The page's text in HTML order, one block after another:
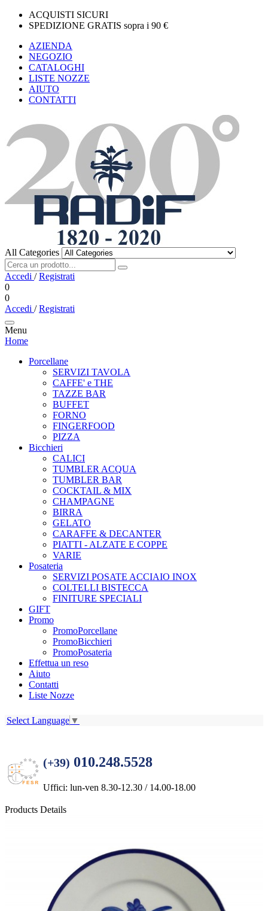
ACQUISTI SICURI
SPEDIZIONE GRATIS sopra i 90 €
AZIENDA
NEGOZIO
CATALOGHI
LISTE NOZZE
AIUTO
CONTATTI
All Categories
Accedi /Registrati
0
0
Accedi /Registrati
Menu
Home
Porcellane
SERVIZI TAVOLA
CAFFE' e THE
TAZZE BAR
BUFFET
FORNO
FINGERFOOD
PIZZA
Bicchieri
CALICI
TUMBLER ACQUA
TUMBLER BAR
COCKTAIL & MIX
CHAMPAGNE
BIRRA
GELATO
CARAFFE & DECANTER
PIATTI - ALZATE E COPPE
VARIE
Posateria
SERVIZI POSATE ACCIAIO INOX
COLTELLI BISTECCA
FINITURE SPECIALI
GIFT
Promo
PromoPorcellane
PromoBicchieri
PromoPosateria
Effettua un reso
Aiuto
Contatti
Liste Nozze
Select Language ▼
(+39) 010.248.5528
Uffici: lun-ven 8.30-12.30 / 14.00-18.00
Products Details